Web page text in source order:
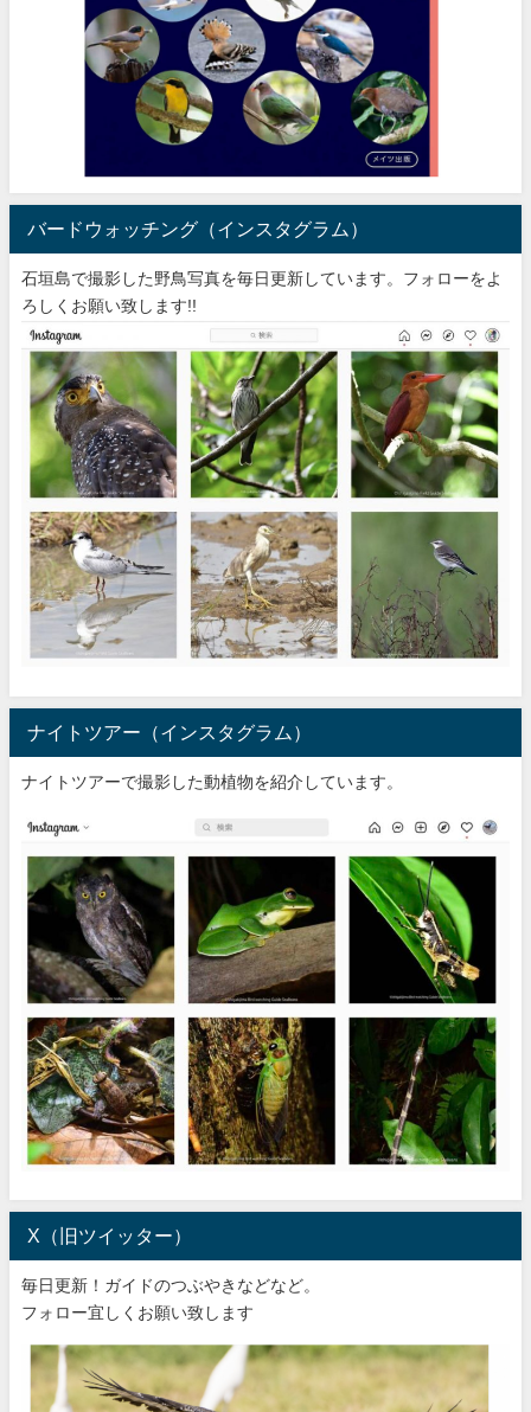
バードウォッチング（インスタグラム）
石垣島で撮影した野鳥写真を毎日更新しています。フォローをよ
ろしくお願い致します!!
ナイトツアー（インスタグラム）
ナイトツアーで撮影した動植物を紹介しています。
X（旧ツイッター）
毎日更新！ガイドのつぶやきなどなど。
フォロー宜しくお願い致します